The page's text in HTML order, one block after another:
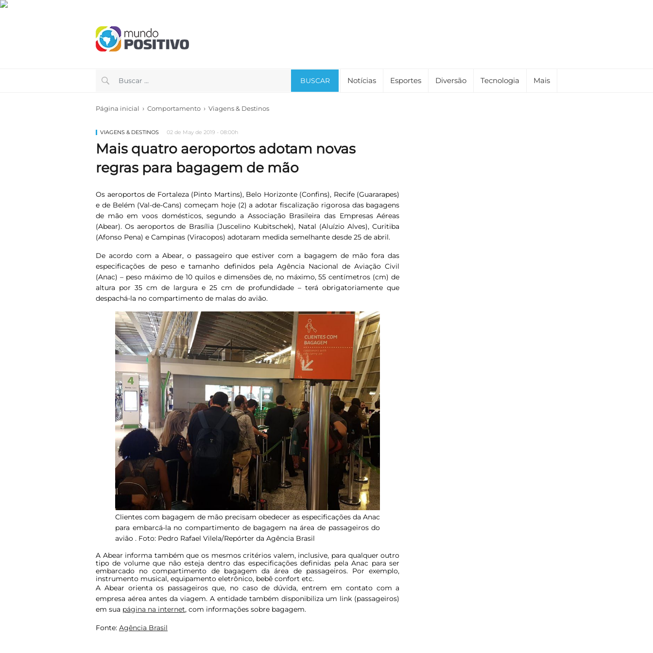
BUSCAR Notícias Esportes Diversão Tecnologia Mais
Página inicial › Comportamento › Viagens & Destinos
VIAGENS & DESTINOS 02 de May de 2019 - 08:00h
Mais quatro aeroportos adotam novas
regras para bagagem de mão
Os aeroportos de Fortaleza (Pinto Martins), Belo Horizonte (Confins), Recife (Guararapes)
e de Belém (Val-de-Cans) começam hoje (2) a adotar fiscalização rigorosa das bagagens
de mão em voos domésticos, segundo a Associação Brasileira das Empresas Aéreas
(Abear). Os aeroportos de Brasília (Juscelino Kubitschek), Natal (Aluízio Alves), Curitiba
(Afonso Pena) e Campinas (Viracopos) adotaram medida semelhante desde 25 de abril.
De acordo com a Abear, o passageiro que estiver com a bagagem de mão fora das
especificações de peso e tamanho definidos pela Agência Nacional de Aviação Civil
(Anac) – peso máximo de 10 quilos e dimensões de, no máximo, 55 centímetros (cm) de
altura por 35 cm de largura e 25 cm de profundidade – terá obrigatoriamente que
despachá-la no compartimento de malas do avião.
Clientes com bagagem de mão precisam obedecer as especificações da Anac
para embarcá-la no compartimento de bagagem na área de passageiros do
avião . Foto: Pedro Rafael Vilela/Repórter da Agência Brasil
A Abear informa também que os mesmos critérios valem, inclusive, para qualquer outro
tipo de volume que não esteja dentro das especificações definidas pela Anac para ser
embarcado no compartimento de bagagem da área de passageiros. Por exemplo,
instrumento musical, equipamento eletrônico, bebê confort etc.
A Abear orienta os passageiros que, no caso de dúvida, entrem em contato com a
empresa aérea antes da viagem. A entidade também disponibiliza um link (passageiros)
em sua página na internet, com informações sobre bagagem.
Fonte: Agência Brasil